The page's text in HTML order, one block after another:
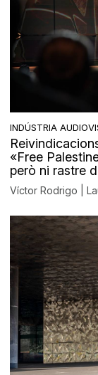
INDÚSTRIA
«Free
però ni rastre
Víctor Rodrigo |